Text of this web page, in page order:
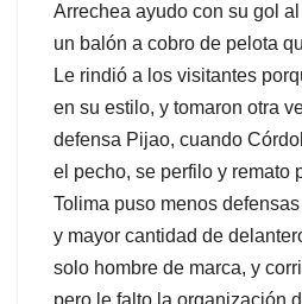
Arrechea ayudo con su gol
un balón a cobro de pelota
Le rindió a los visitantes
en su estilo, y tomaron otra
defensa Pijao, cuando
el pecho, se perfilo y remato
Tolima puso menos
y mayor cantidad de
solo hombre de marca, y